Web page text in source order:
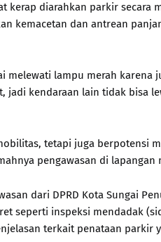
kerap diarahkan parkir secara
kemacetan dan antrean
melewati lampu merah karena
jadi kendaraan lain tidak bisa
tetapi juga berpotensi
pengawasan di lapangan
dari DPRD Kota Sungai
seperti inspeksi mendadak
terkait penataan parkir